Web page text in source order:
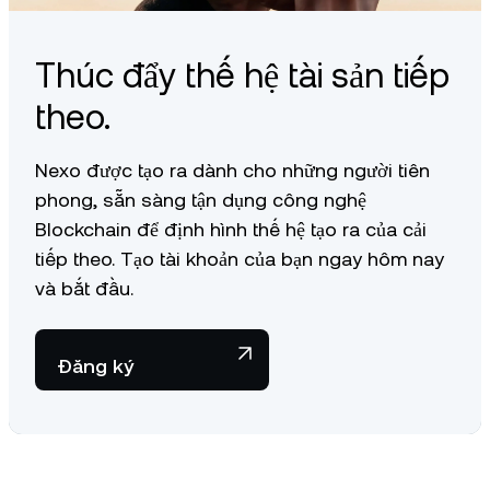
Thúc đẩy thế hệ tài sản tiếp
theo.
Nexo được tạo ra dành cho những người tiên
phong, sẵn sàng tận dụng công nghệ
Blockchain để định hình thế hệ tạo ra của cải
tiếp theo. Tạo tài khoản của bạn ngay hôm nay
và bắt đầu.
Đăng ký